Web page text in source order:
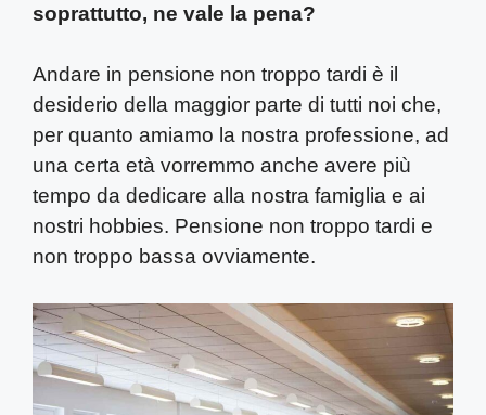
soprattutto, ne vale la pena?
Andare in pensione non troppo tardi è il
desiderio della maggior parte di tutti noi che,
per quanto amiamo la nostra professione, ad
una certa età vorremmo anche avere più
tempo da dedicare alla nostra famiglia e ai
nostri hobbies. Pensione non troppo tardi e
non troppo bassa ovviamente.